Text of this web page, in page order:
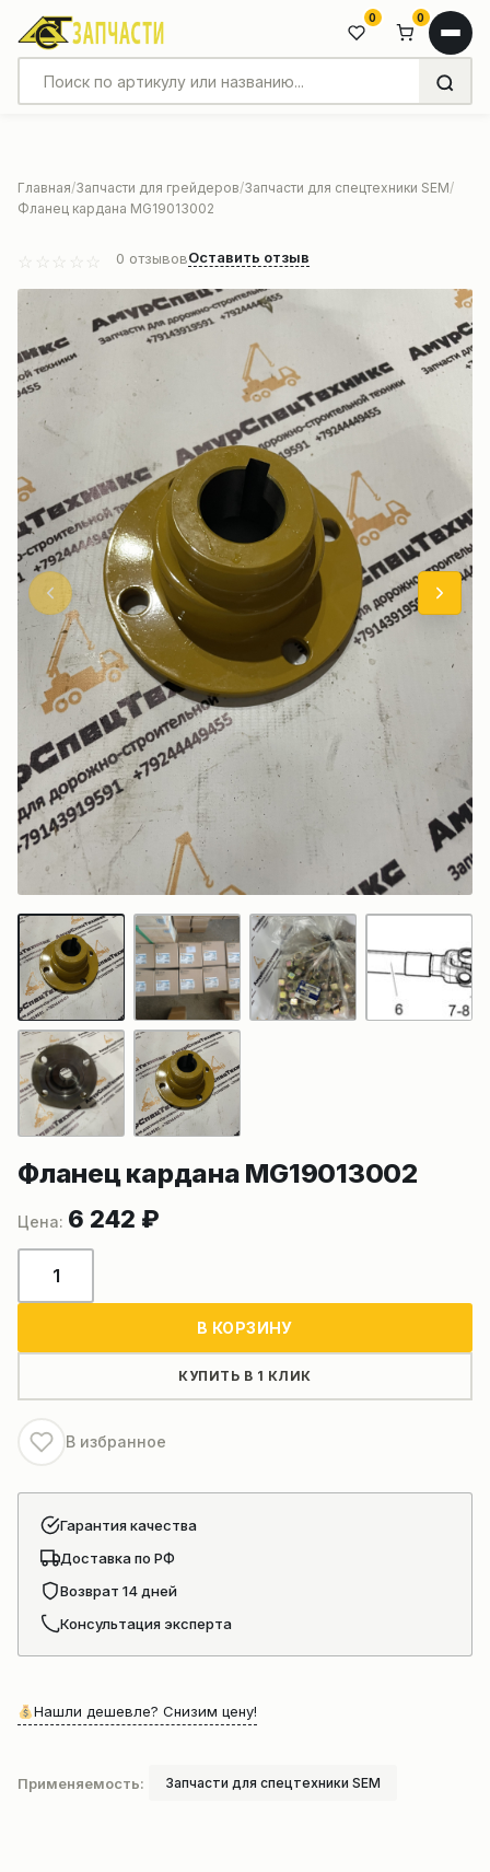
0 0
Главная Запчасти для грейдеров Запчасти для спецтехники SEM
Фланец кардана MG19013002
0 отзывовОставить отзыв
Фланец кардана MG19013002
6 242 ₽
товара
В КОРЗИНУ
КУПИТЬ В 1 КЛИК
В избранное
Гарантия качества
Доставка по РФ
Возврат 14 дней
Консультация эксперта
Нашли дешевле? Снизим цену!
Применяемость: Запчасти для спецтехники SEM